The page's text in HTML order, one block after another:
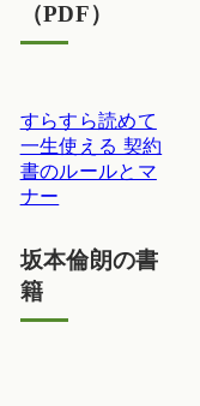
（PDF）
すらすら読めて
一生使える 契約
書のルールとマ
ナー
坂本倫朗の書
籍